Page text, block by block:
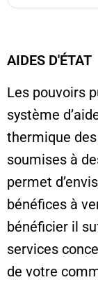
AIDES D'ÉTAT
Les pouvoirs
système
thermique
soumises à
permet
bénéfices à
bénéficier il
services
de votre